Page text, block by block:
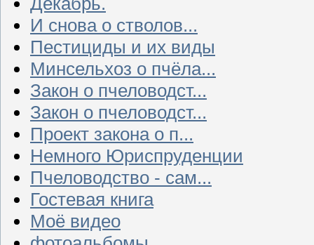
И снова о стволов...
Пестициды и их виды
Минсельхоз о пчёла...
Закон о пчеловодст...
Закон о пчеловодст...
Проект закона о п...
Немного Юриспруденции
Пчеловодство - сам...
Гостевая книга
Моё видео